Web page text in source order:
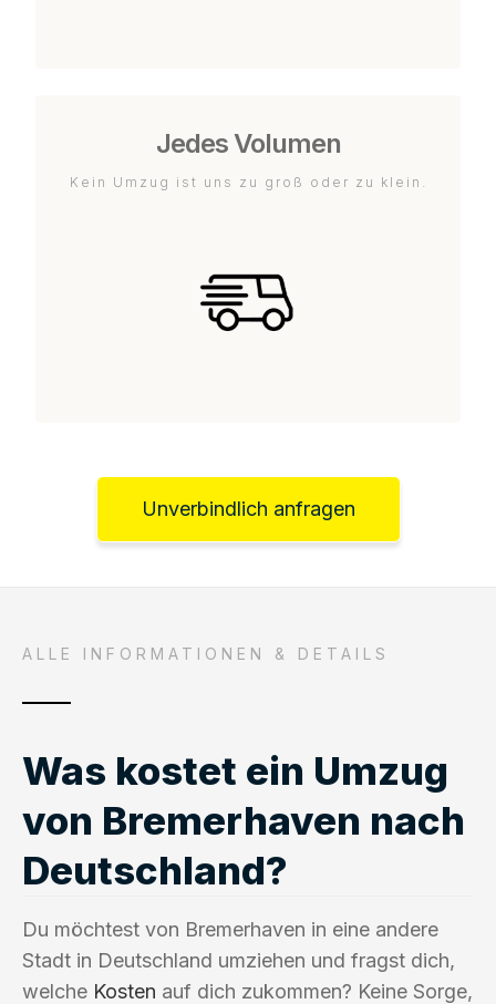
Jedes Volumen
Kein Umzug ist uns zu groß oder zu klein.
Unverbindlich anfragen
ALLE INFORMATIONEN & DETAILS
Was kostet ein Umzug
von Bremerhaven nach
Deutschland?
Du möchtest von Bremerhaven in eine andere
Stadt in Deutschland umziehen und fragst dich,
welche Kosten auf dich zukommen? Keine Sorge,